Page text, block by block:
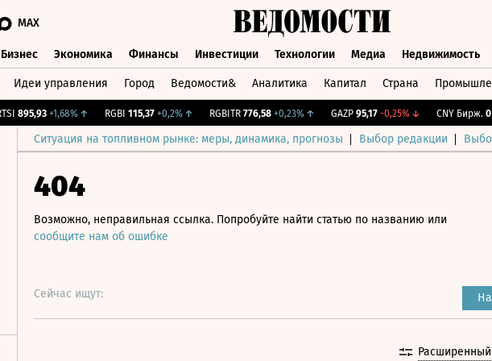
MAX
Бизнес Экономика Финансы Инвестиции Технологии Медиа Недвижимость
Идеи управления Город Ведомости& Аналитика Капитал Страна
895,93 +1,68%↑ RGBI 115,37 +0,2%↑ RGBITR 776,58 +0,23%↑ GAZP 95,17 -0,25%↓ CNY Бирж. 0 0%
Ситуация на топливном рынке: меры, динамика, прогнозы Выбор редакции
404
Возможно, неправильная ссылка. Попробуйте найти статью по названию или
сообщите нам об ошибке
Сейчас ищут: